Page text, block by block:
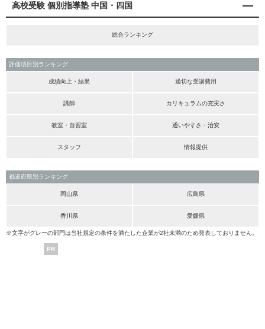
高校受験 個別指導塾 中国・四国
総合ランキング
評価項目別ランキング
成績向上・結果 適切な受講費用
講師 カリキュラムの充実さ
教室・自習室 通いやすさ・治安
スタッフ 情報提供
都道府県別ランキング
岡山県 広島県
香川県 愛媛県
※文字がグレーの部門は当社規定の条件を満たした企業が2社未満のため発表しておりません。
PR